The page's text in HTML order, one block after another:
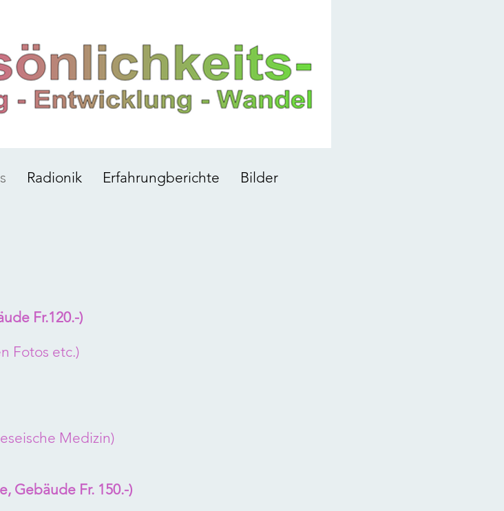
Radionik Erfahrungberichte Bilder
Fr.120.-)
Fotos etc.)
Medizin)
Gebäude Fr. 150.-)